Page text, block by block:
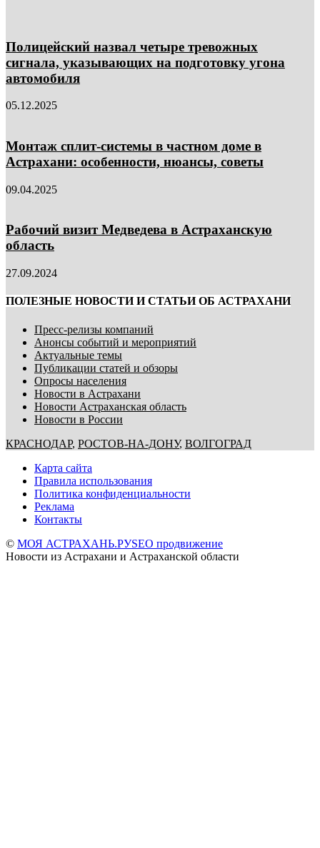
Полицейский назвал четыре тревожных
сигнала, указывающих на подготовку угона
автомобиля
05.12.2025
Монтаж сплит-системы в частном доме в
Астрахани: особенности, нюансы, советы
09.04.2025
Рабочий визит Медведева в Астраханскую
область
27.09.2024
ПОЛЕЗНЫЕ НОВОСТИ И СТАТЬИ ОБ АСТРАХАНИ
Пресс-релизы компаний
Анонсы событий и мероприятий
Актуальные темы
Публикации статей и обзоры
Опросы населения
Новости в Астрахани
Новости Астраханская область
Новости в России
КРАСНОДАР, РОСТОВ-НА-ДОНУ, ВОЛГОГРАД
Карта сайта
Правила использования
Политика конфиденциальности
Реклама
Контакты
© МОЯ АСТРАХАНЬ.РУSEO продвижение
Новости из Астрахани и Астраханской области